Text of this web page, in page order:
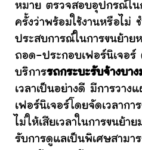
หมาย ตรวจสอบอุปกรณ์ใน
ครั้งว่าพร้อมใช้งานหรือไม่
ประสบการณ์ในการขนย้าย
ถอด-ประกอบเฟอร์นิเจอร์
บริการรถกระบะรับจ้างบา
เวลาเป็นอย่างดี มีการวาง
เฟอร์นิเจอร์โดยจัดเวลากา
ไม่ให้เสียเวลาในการขนย้า
รับการดูแลเป็นพิเศษสามา